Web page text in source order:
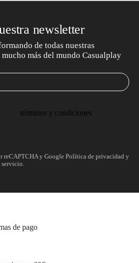
newsletter
de todas nuestras
más del mundo Casualplay
términos y condiciones
reCAPTCHA y Google Política de privacidad y
servicio.
de pago